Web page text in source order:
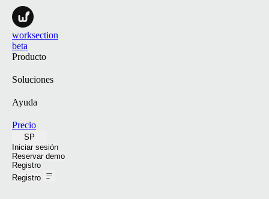
worksection
beta
Producto
Soluciones
Ayuda
Precio
SP
Iniciar sesión
Reservar demo
Registro
Registro